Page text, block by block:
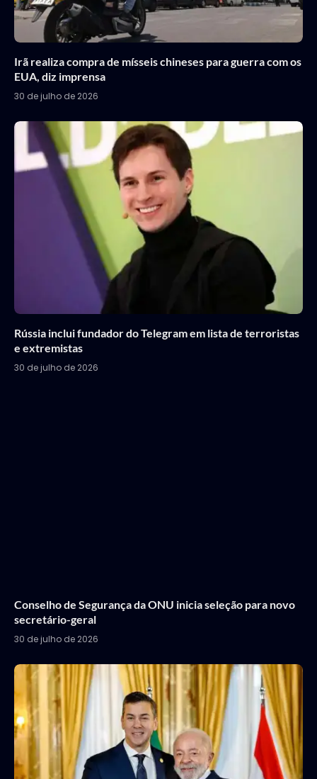
Irã realiza compra de mísseis chineses para guerra com os
EUA, diz imprensa
30 de julho de 2026
Rússia inclui fundador do Telegram em lista de terroristas
e extremistas
30 de julho de 2026
Conselho de Segurança da ONU inicia seleção para novo
secretário-geral
30 de julho de 2026